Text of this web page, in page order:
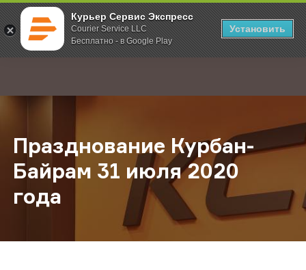
Курьер Сервис Экспресс
Courier Service LLC
Бесплатно - в Google Play
Установить
; Главная О компании Новости Празднование Курбан-Байрам 31
Празднование Курбан-
Байрам 31 июля 2020
года